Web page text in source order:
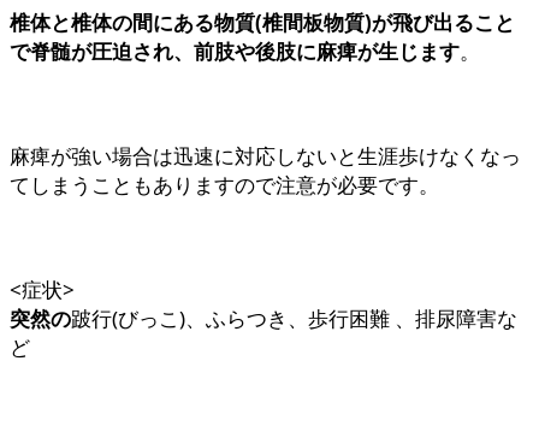
椎体と椎体の間にある物質(椎間板物質)が飛び出ること
で脊髄が圧迫され、前肢や後肢に麻痺が生じます。
麻痺が強い場合は迅速に対応しないと生涯歩けなくなっ
てしまうこともありますので注意が必要です。
<症状>
突然の跛行(びっこ)、ふらつき、歩行困難 、排尿障害な
ど